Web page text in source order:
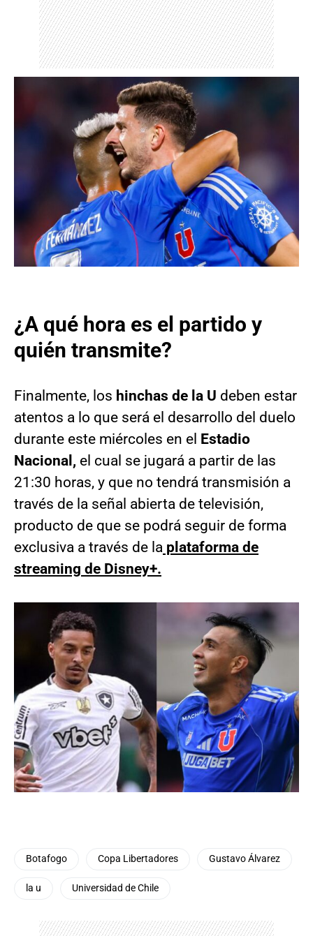
¿A qué hora es el partido y
quién transmite?
Finalmente, los hinchas de la U deben estar
atentos a lo que será el desarrollo del duelo
durante este miércoles en el Estadio
Nacional, el cual se jugará a partir de las
21:30 horas, y que no tendrá transmisión a
través de la señal abierta de televisión,
producto de que se podrá seguir de forma
exclusiva a través de la plataforma de
streaming de Disney+.
Botafogo Copa Libertadores Gustavo Álvarez
la u Universidad de Chile